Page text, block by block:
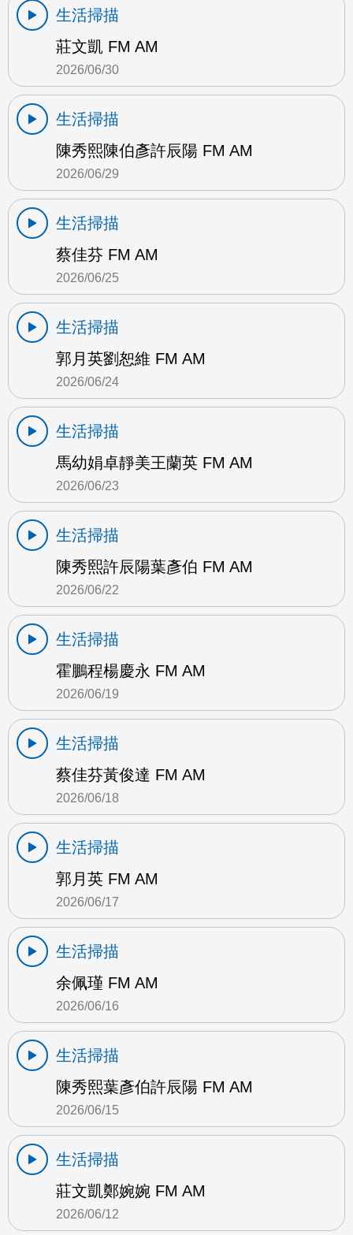
生活掃描
莊文凱 FM AM
2026/06/30
生活掃描
陳秀熙陳伯彥許辰陽 FM AM
2026/06/29
生活掃描
蔡佳芬 FM AM
2026/06/25
生活掃描
郭月英劉恕維 FM AM
2026/06/24
生活掃描
馬幼娟卓靜美王蘭英 FM AM
2026/06/23
生活掃描
陳秀熙許辰陽葉彥伯 FM AM
2026/06/22
生活掃描
霍鵬程楊慶永 FM AM
2026/06/19
生活掃描
蔡佳芬黃俊達 FM AM
2026/06/18
生活掃描
郭月英 FM AM
2026/06/17
生活掃描
余佩瑾 FM AM
2026/06/16
生活掃描
陳秀熙葉彥伯許辰陽 FM AM
2026/06/15
生活掃描
莊文凱鄭婉婉 FM AM
2026/06/12